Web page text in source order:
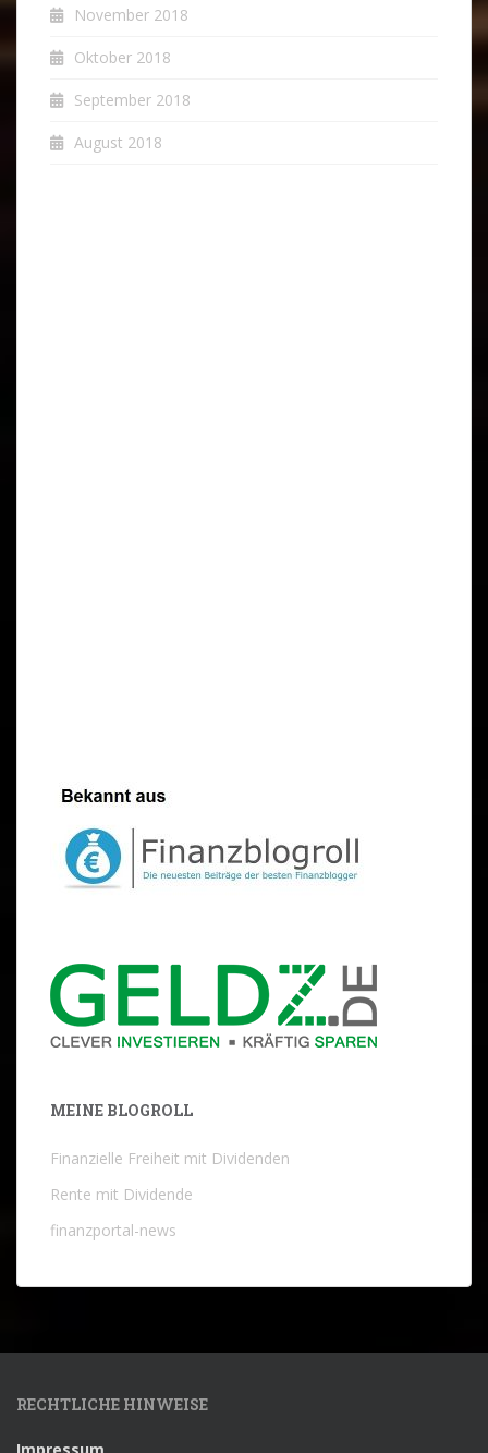
November 2018
Oktober 2018
September 2018
August 2018
MEINE BLOGROLL
Finanzielle Freiheit mit Dividenden
Rente mit Dividende
finanzportal-news
RECHTLICHE HINWEISE